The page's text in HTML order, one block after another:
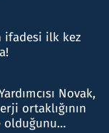
ifadesi ilk kez
Novak,
ortaklığının